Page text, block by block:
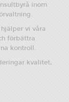
inom
vi våra
förbättra
kontroll.
kvalitet,